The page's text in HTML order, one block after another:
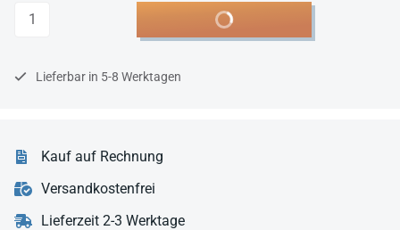
Anzahl In den Warenkorb
Lieferbar in 5-8 Werktagen
Kauf auf Rechnung
Versandkostenfrei
Lieferzeit 2-3 Werktage